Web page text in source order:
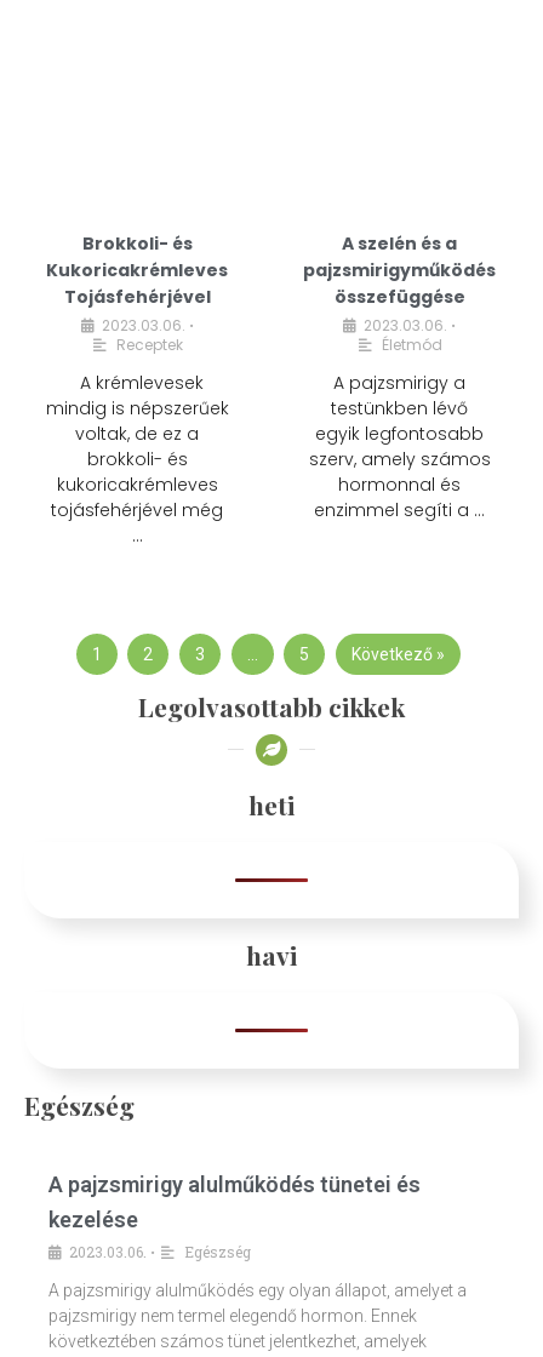
Brokkoli- és
Kukoricakrémleves
Tojásfehérjével
2023.03.06. •
Receptek
A krémlevesek
mindig is népszerűek
voltak, de ez a
brokkoli- és
kukoricakrémleves
tojásfehérjével még
…
A szelén és a
pajzsmirigyműködés
összefüggése
2023.03.06. •
Életmód
A pajzsmirigy a
testünkben lévő
egyik legfontosabb
szerv, amely számos
hormonnal és
enzimmel segíti a …
1 2 3 … 5 Következő »
Legolvasottabb cikkek
heti
havi
Egészség
A pajzsmirigy alulműködés tünetei és
kezelése
2023.03.06. •
Egészség
A pajzsmirigy alulműködés egy olyan állapot, amelyet a
pajzsmirigy nem termel elegendő hormon. Ennek
következtében számos tünet jelentkezhet, amelyek